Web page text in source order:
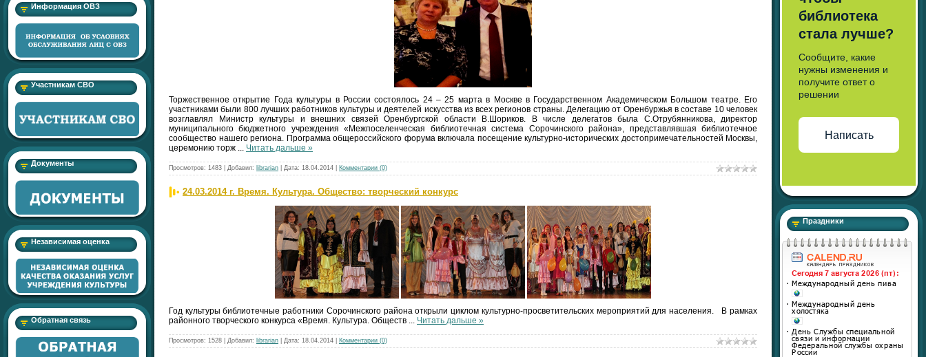
Информация ОВЗ
Участникам СВО
Документы
Независимая оценка
Обратная связь
Торжественное открытие Года культуры в России состоялось 24 – 25 марта в Москве в Государственном Академическом Большом театре. Его
участниками были 800 лучших работников культуры и деятелей искусства из всех регионов страны. Делегацию от Оренбуржья в составе 10 человек
возглавлял Министр культуры и внешних связей Оренбургской области В.Шориков. В числе делегатов была С.Отрубянникова, директор
муниципального бюджетного учреждения «Межпоселенческая библиотечная система Сорочинского района», представлявшая библиотечное
сообщество нашего региона. Программа общероссийского форума включала посещение культурно-исторических достопримечательностей Москвы,
церемонию торж ... Читать дальше »
Просмотров: 1483 Добавил: librarian Дата: 18.04.2014 Комментарии (0)
24.03.2014 г. Время. Культура. Общество: творческий конкурс
Год культурыбиблиотечные работники Сорочинского района открыли циклом культурно-просветительских мероприятий для населения.
В рамках
районного творческого конкурса «Время. Культура. Обществ ... Читать дальше »
Просмотров: 1528 Добавил: librarian Дата: 18.04.2014 Комментарии (0)
библиотека
стала лучше?
Сообщите, какие
нужны изменения и
получите ответ о
решении
Написать
Праздники